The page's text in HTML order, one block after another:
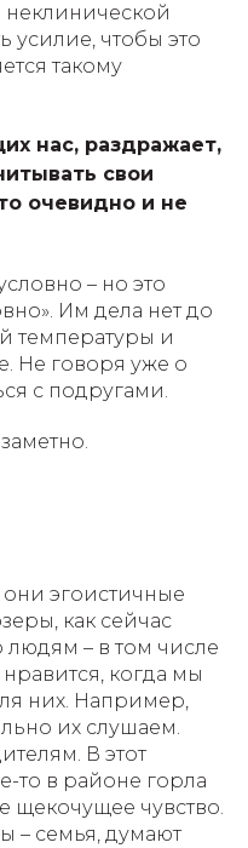
неклинической
усилие, чтобы это
такому
нас, раздражает,
свои
очевидно и не
– но это
Им дела нет до
температуры и
Не говоря уже о
с подругами.
они эгоистичные
как сейчас
людям – в том числе
когда мы
них. Например,
их слушаем.
В этот
то в районе горла
щекочущее чувство.
– семья, думают